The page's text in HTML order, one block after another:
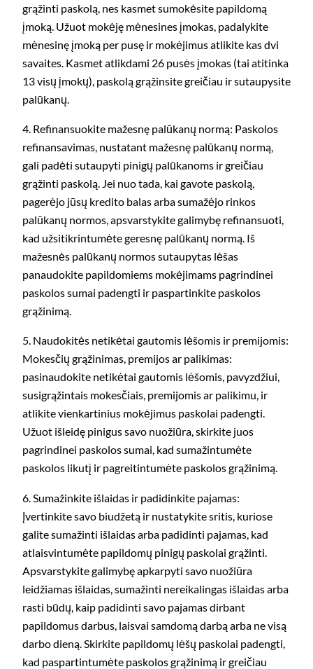
grąžinti paskolą, nes kasmet sumokėsite papildomą
įmoką. Užuot mokėję mėnesines įmokas, padalykite
mėnesinę įmoką per pusę ir mokėjimus atlikite kas dvi
savaites. Kasmet atlikdami 26 pusės įmokas (tai atitinka
13 visų įmokų), paskolą grąžinsite greičiau ir sutaupysite
palūkanų.
4. Refinansuokite mažesnę palūkanų normą: Paskolos
refinansavimas, nustatant mažesnę palūkanų normą,
gali padėti sutaupyti pinigų palūkanoms ir greičiau
grąžinti paskolą. Jei nuo tada, kai gavote paskolą,
pagerėjo jūsų kredito balas arba sumažėjo rinkos
palūkanų normos, apsvarstykite galimybę refinansuoti,
kad užsitikrintumėte geresnę palūkanų normą. Iš
mažesnės palūkanų normos sutaupytas lėšas
panaudokite papildomiems mokėjimams pagrindinei
paskolos sumai padengti ir paspartinkite paskolos
grąžinimą.
5. Naudokitės netikėtai gautomis lėšomis ir premijomis:
Mokesčių grąžinimas, premijos ar palikimas:
pasinaudokite netikėtai gautomis lėšomis, pavyzdžiui,
susigrąžintais mokesčiais, premijomis ar palikimu, ir
atlikite vienkartinius mokėjimus paskolai padengti.
Užuot išleidę pinigus savo nuožiūra, skirkite juos
pagrindinei paskolos sumai, kad sumažintumėte
paskolos likutį ir pagreitintumėte paskolos grąžinimą.
6. Sumažinkite išlaidas ir padidinkite pajamas:
Įvertinkite savo biudžetą ir nustatykite sritis, kuriose
galite sumažinti išlaidas arba padidinti pajamas, kad
atlaisvintumėte papildomų pinigų paskolai grąžinti.
Apsvarstykite galimybę apkarpyti savo nuožiūra
leidžiamas išlaidas, sumažinti nereikalingas išlaidas arba
rasti būdų, kaip padidinti savo pajamas dirbant
papildomus darbus, laisvai samdomą darbą arba ne visą
darbo dieną. Skirkite papildomų lėšų paskolai padengti,
kad paspartintumėte paskolos grąžinimą ir greičiau